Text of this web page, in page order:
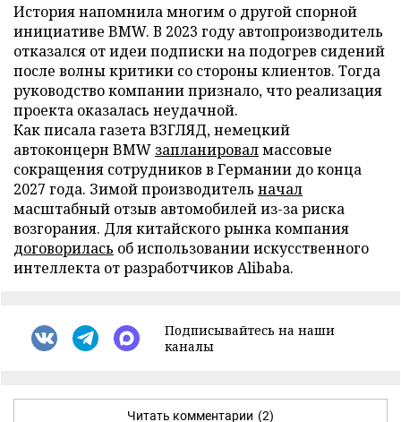
История напомнила многим о другой спорной
инициативе BMW. В 2023 году автопроизводитель
отказался от идеи подписки на подогрев сидений
после волны критики со стороны клиентов. Тогда
руководство компании признало, что реализация
проекта оказалась неудачной.
Как писала газета ВЗГЛЯД, немецкий
автоконцерн BMW запланировалмассовые
сокращения сотрудников в Германии до конца
2027 года. Зимой производитель начал
масштабный отзыв автомобилей из-за риска
возгорания. Для китайского рынка компания
договорилась об использовании искусственного
интеллекта от разработчиков Alibaba.
Подписывайтесь на наши
каналы
Читать комментарии (2)